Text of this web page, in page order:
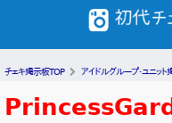
チェキ掲示板TOP アイドルグループ・ユニット